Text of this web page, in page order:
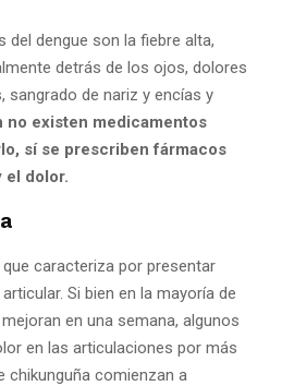
dengue son la fiebre alta,
detrás de los ojos, dolores
sangrado de nariz y encías y
no existen medicamentos
sí se prescriben fármacos
el dolor.
caracteriza por presentar
Si bien en la mayoría de
en una semana, algunos
en las articulaciones por más
comienzan a